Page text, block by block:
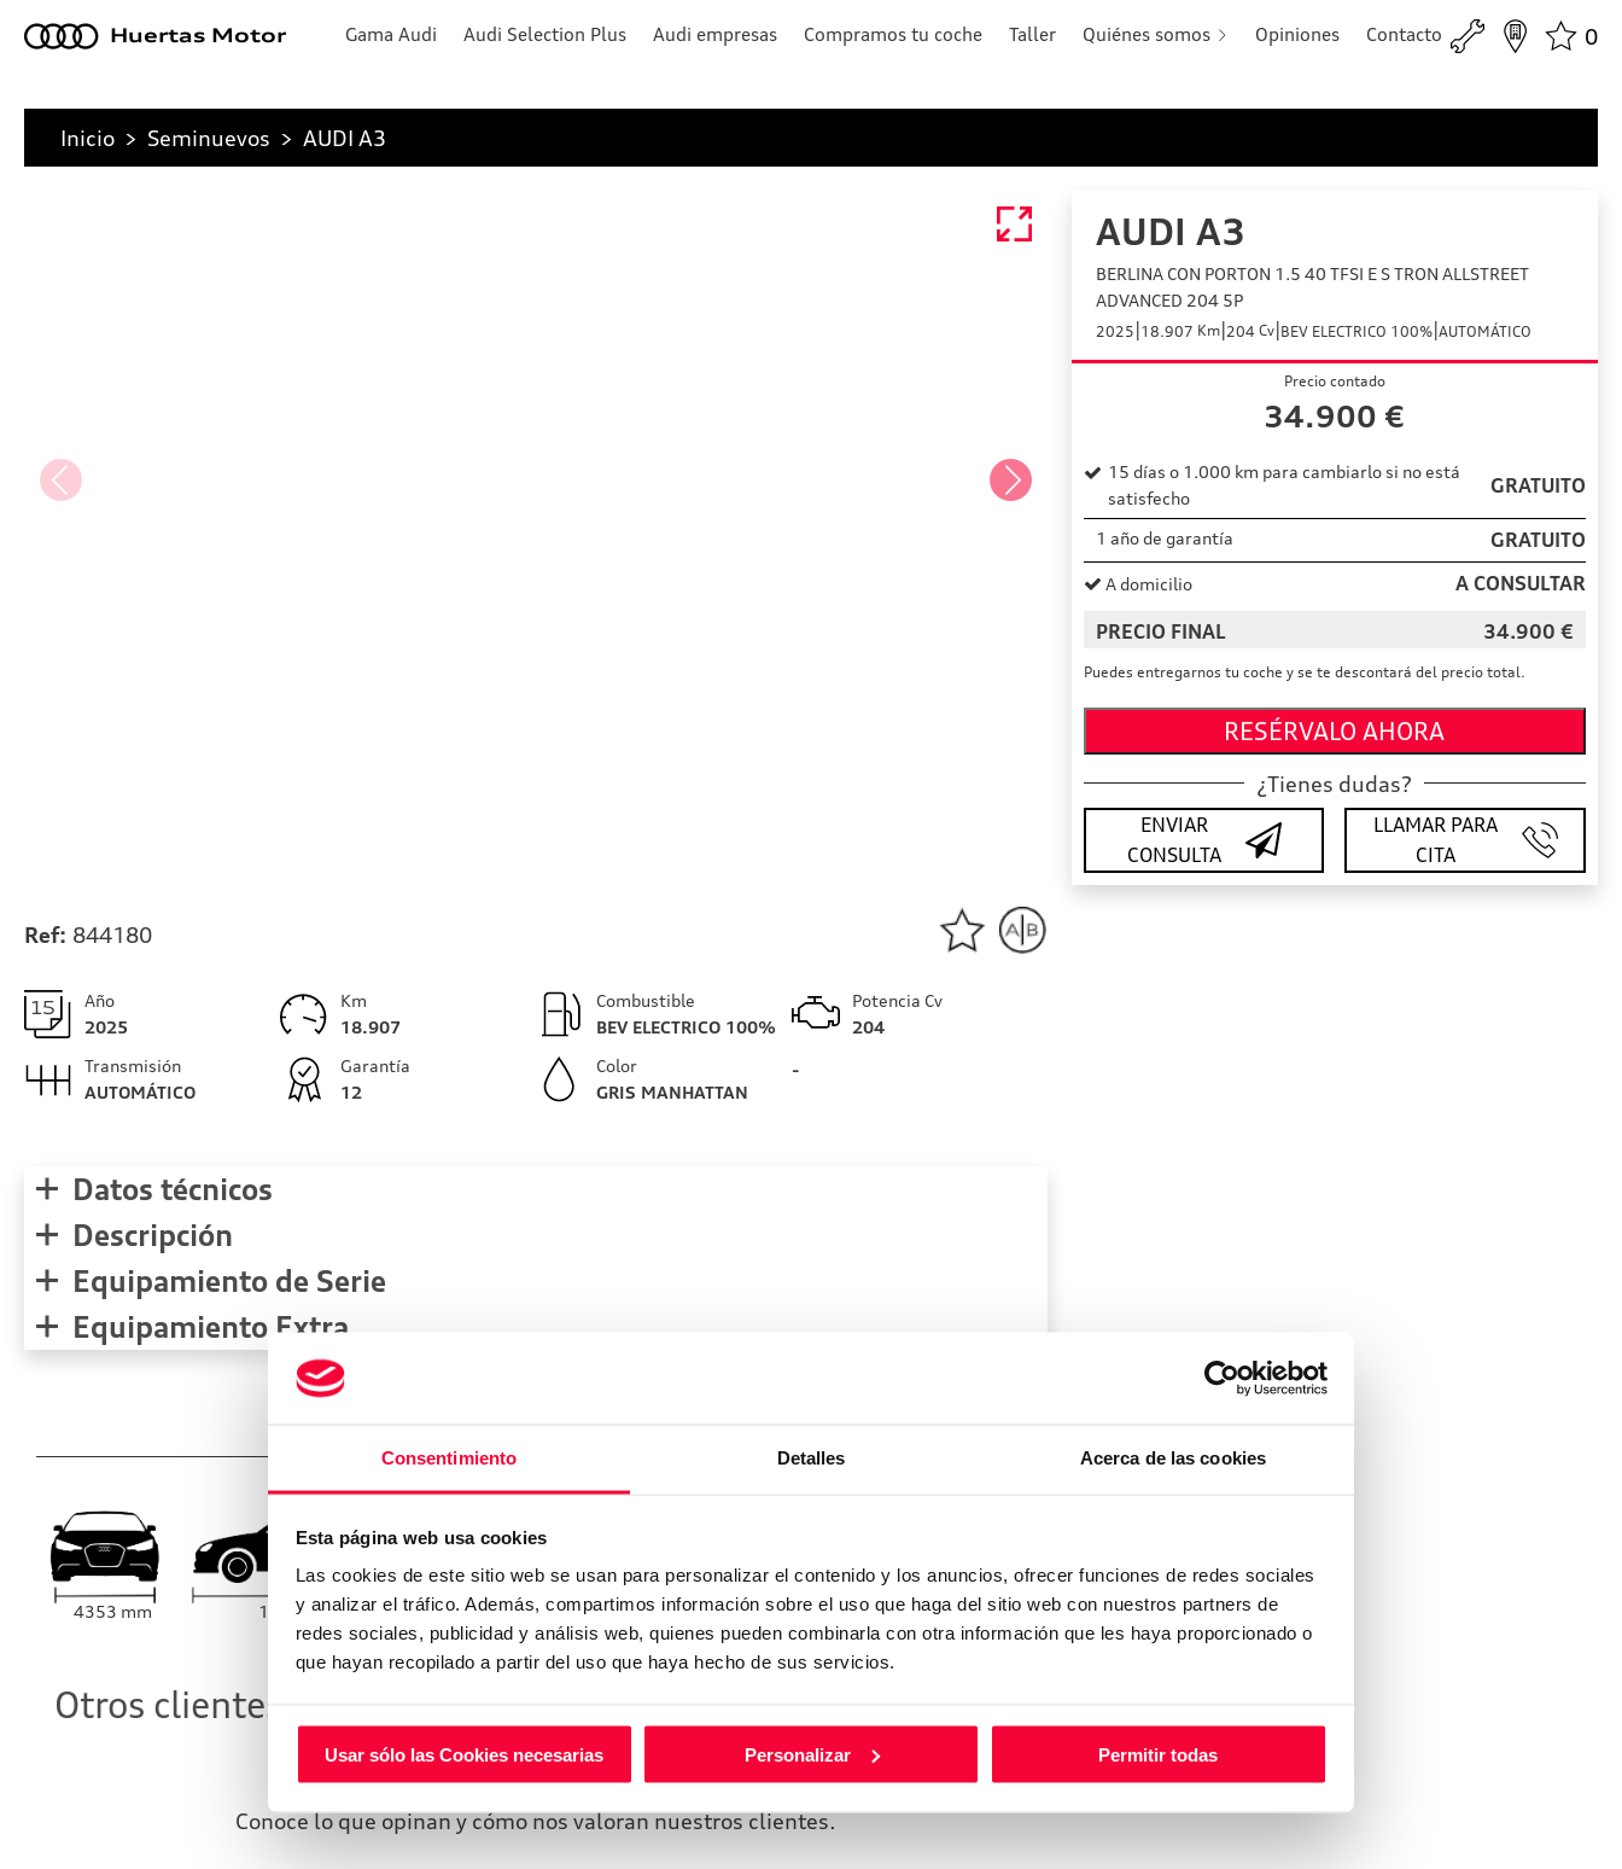
Consentimiento Detalles Acerca de las cookies
Esta página web usa cookies
Las cookies de este sitio web se usan para personalizar el contenido y los anuncios, ofrecer funciones de redes sociales
y analizar el tráfico. Además, compartimos información sobre el uso que haga del sitio web con nuestros partners de
redes sociales, publicidad y análisis web, quienes pueden combinarla con otra información que les haya proporcionado o
que hayan recopilado a partir del uso que haya hecho de sus servicios.
Usar sólo las Cookies necesarias Personalizar Permitir todas
a Huertas Motor Gama Audi Audi Selection Plus Audi empresas Compramos tu coche Taller Quiénes somos Opiniones Contacto 0
Inicio > Seminuevos > AUDI A3
Ref: 844180
Año
2025
Km
18.907
Combustible
BEV ELECTRICO 100%
Potencia Cv
204
Transmisión
AUTOMÁTICO
Garantía
12
Color
GRIS MANHATTAN
-
Datos técnicos
Descripción
Equipamiento de Serie
Equipamiento Extra
Medidas del vehículo
1486
4353 mm 1816mm
Depósito:L
Otros clientes que ya compraron en Audi Huertas Motor te
cuentan cómo les fue.
Conoce lo que opinan y cómo nos valoran nuestros clientes.
AUDI A3
BERLINA CON PORTON 1.5 40 TFSI E S TRON ALLSTREET
ADVANCED 204 5P
2025 |18.907 Km|204Cv|BEV ELECTRICO 100%|AUTOMÁTICO
Precio contado
34.900 €
15 días o 1.000 km para cambiarlo si no está
satisfecho
GRATUITO
1 año de garantía GRATUITO
A domicilio
A CONSULTAR
PRECIO FINAL
34.900 €
Puedes entregarnos tu coche y se te descontará del precio total.
RESÉRVALO AHORA
¿Tienes dudas?
ENVIAR
CONSULTA
LLAMAR PARA
CITA